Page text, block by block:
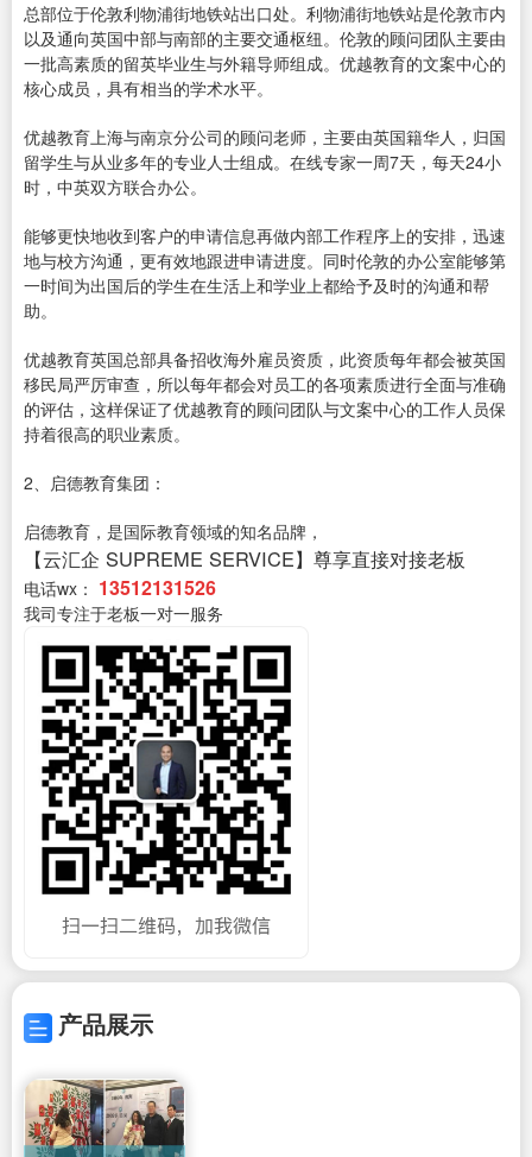
总部位于伦敦利物浦街地铁站出口处。利物浦街地铁站是伦敦市内
以及通向英国中部与南部的主要交通枢纽。伦敦的顾问团队主要由
一批高素质的留英毕业生与外籍导师组成。优越教育的文案中心的
核心成员，具有相当的学术水平。
优越教育上海与南京分公司的顾问老师，主要由英国籍华人，归国
留学生与从业多年的专业人士组成。在线专家一周7天，每天24小
时，中英双方联合办公。
能够更快地收到客户的申请信息再做内部工作程序上的安排，迅速
地与校方沟通，更有效地跟进申请进度。同时伦敦的办公室能够第
一时间为出国后的学生在生活上和学业上都给予及时的沟通和帮
助。
优越教育英国总部具备招收海外雇员资质，此资质每年都会被英国
移民局严厉审查，所以每年都会对员工的各项素质进行全面与准确
的评估，这样保证了优越教育的顾问团队与文案中心的工作人员保
持着很高的职业素质。
2、启德教育集团：
启德教育，是国际教育领域的知名品牌，
【云汇企 SUPREME SERVICE】尊享直接对接老板
电话wx： 13512131526
我司专注于老板一对一服务
产品展示